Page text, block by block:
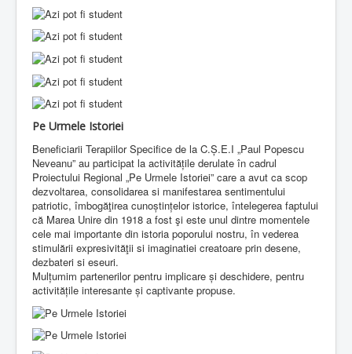
Pe Urmele Istoriei
Beneficiarii Terapiilor Specifice de la C.Ș.E.I „Paul Popescu
Neveanu” au participat la activitățile derulate în cadrul
Proiectului Regional „Pe Urmele Istoriei” care a avut ca scop
dezvoltarea, consolidarea si manifestarea sentimentului
patriotic, îmbogăţirea cunoștințelor istorice, întelegerea faptului
că Marea Unire din 1918 a fost şi este unul dintre momentele
cele mai importante din istoria poporului nostru, în vederea
stimulării expresivităţii si imaginatiei creatoare prin desene,
dezbateri si eseuri.
Mulțumim partenerilor pentru implicare și deschidere, pentru
activitățile interesante și captivante propuse.